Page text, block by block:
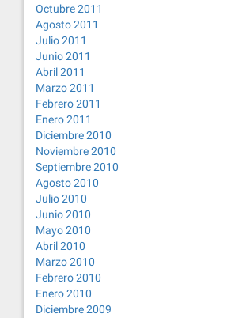
Octubre 2011
Agosto 2011
Julio 2011
Junio 2011
Abril 2011
Marzo 2011
Febrero 2011
Enero 2011
Diciembre 2010
Noviembre 2010
Septiembre 2010
Agosto 2010
Julio 2010
Junio 2010
Mayo 2010
Abril 2010
Marzo 2010
Febrero 2010
Enero 2010
Diciembre 2009